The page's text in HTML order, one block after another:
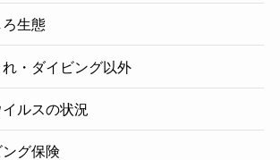
生態
・ダイビング以外
ルスの状況
グ保険